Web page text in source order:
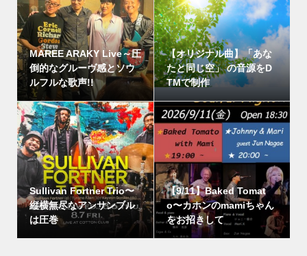
MAREE ARAKY Live～圧
倒的なグルーヴ感とソウ
ルフルな歌声!!
【オリジナル曲】「あな
たと同じ空」 の音源をD
TMで制作
Sullivan Fortner Trio〜
縦横無尽なアンサンブル
は圧巻
【9/11】Baked Tomat
o〜カホンのmamiちゃん
をお招きして